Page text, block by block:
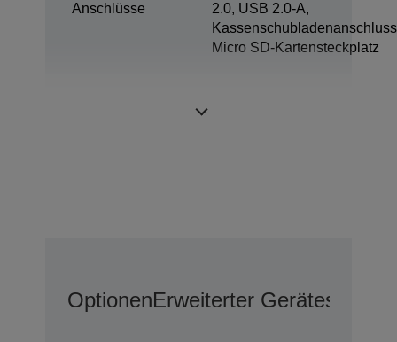
Anschlüsse
2.0, USB 2.0-A,
Micro SD-Kartensteckplatz
OptionenErweiterter Geräteschutz